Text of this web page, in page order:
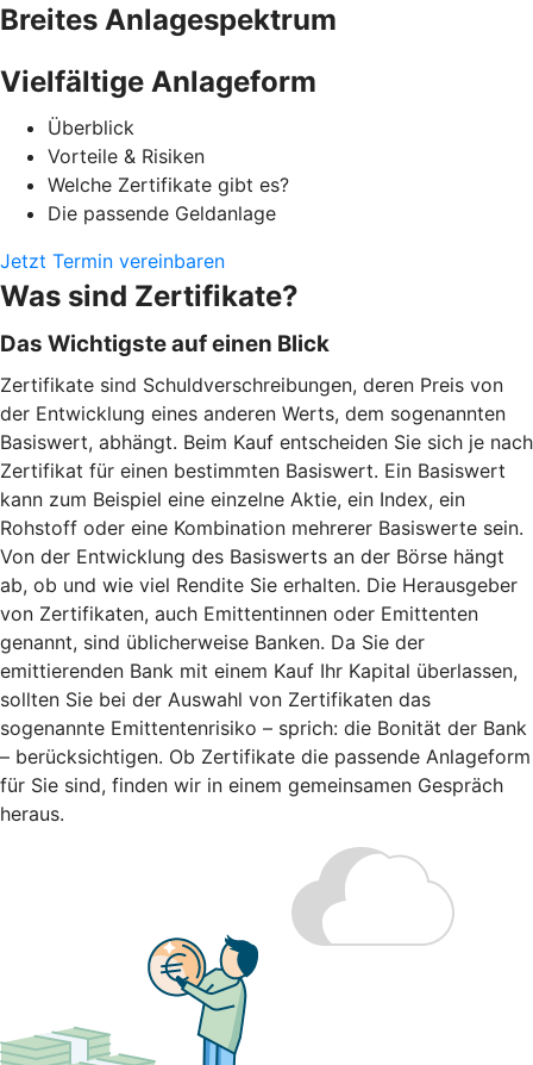
Breites Anlagespektrum
Vielfältige Anlageform
Überblick
Vorteile & Risiken
Welche Zertifikate gibt es?
Die passende Geldanlage
Jetzt Termin vereinbaren
Was sind Zertifikate?
Das Wichtigste auf einen Blick
Zertifikate sind Schuldverschreibungen, deren Preis von
der Entwicklung eines anderen Werts, dem sogenannten
Basiswert, abhängt. Beim Kauf entscheiden Sie sich je nach
Zertifikat für einen bestimmten Basiswert. Ein Basiswert
kann zum Beispiel eine einzelne Aktie, ein Index, ein
Rohstoff oder eine Kombination mehrerer Basiswerte sein.
Von der Entwicklung des Basiswerts an der Börse hängt
ab, ob und wie viel Rendite Sie erhalten. Die Herausgeber
von Zertifikaten, auch Emittentinnen oder Emittenten
genannt, sind üblicherweise Banken. Da Sie der
emittierenden Bank mit einem Kauf Ihr Kapital überlassen,
sollten Sie bei der Auswahl von Zertifikaten das
sogenannte Emittentenrisiko – sprich: die Bonität der Bank
– berücksichtigen. Ob Zertifikate die passende Anlageform
für Sie sind, finden wir in einem gemeinsamen Gespräch
heraus.